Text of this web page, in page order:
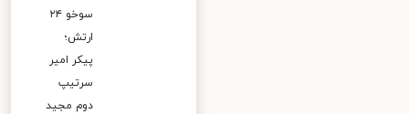
سوخو ۲۴
ارتش؛
پیکر امیر
سرتیپ
دوم مجید